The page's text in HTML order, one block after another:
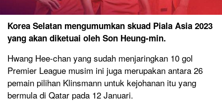
Korea Selatan mengumumkan skuad Piala Asia 2023
yang akan diketuai oleh Son Heung-min.
Hwang Hee-chan yang sudah menjaringkan 10 gol
Premier League musim ini juga merupakan antara 26
pemain pilihan Klinsmann untuk kejohanan itu yang
bermula di Qatar pada 12 Januari.